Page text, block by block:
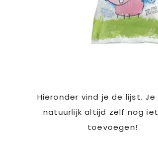
Hieronder vind je de lijst. Je
natuurlijk altijd zelf nog
toevoegen!